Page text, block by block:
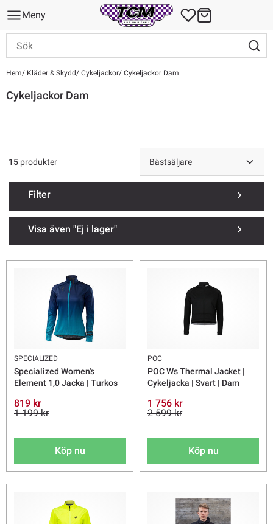
Meny
Hem Kläder & Skydd Cykeljackor Cykeljackor Dam
Cykeljackor Dam
Filter
Visa även "Ej i lager"
15 produkter
SPECIALIZED
Specialized Women's
Element 1,0 Jacka | Turkos
819 kr
1 199 kr
Köp nu
POC
POC Ws Thermal Jacket |
Cykeljacka | Svart | Dam
1 756 kr
2 599 kr
Köp nu